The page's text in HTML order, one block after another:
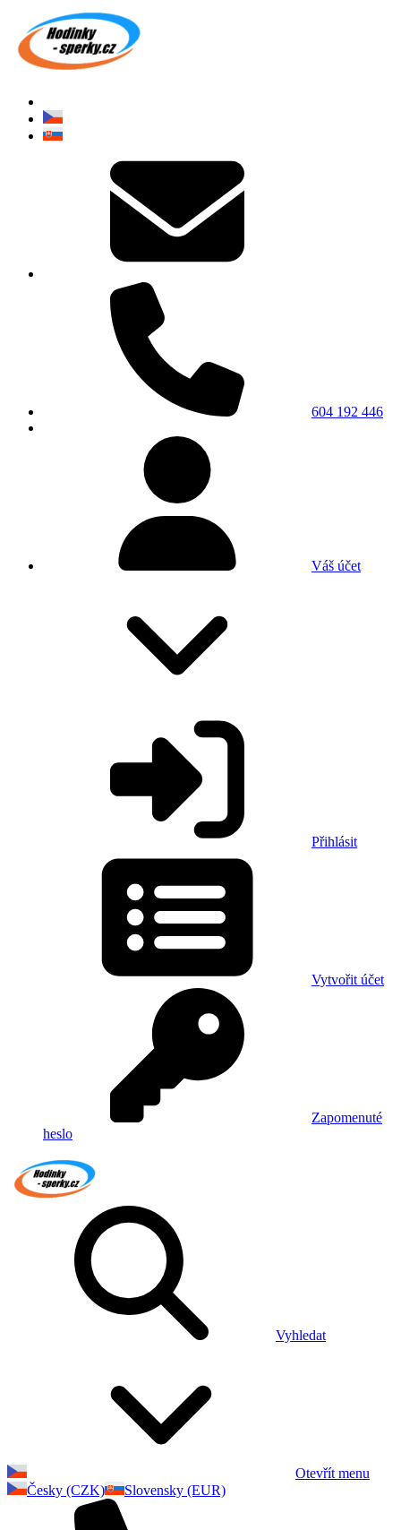
604 192 446
Váš účet
Přihlásit
Vytvořit účet
Zapomenuté
heslo
Vyhledat
Otevřít menu
Česky (CZK)
Slovensky (EUR)